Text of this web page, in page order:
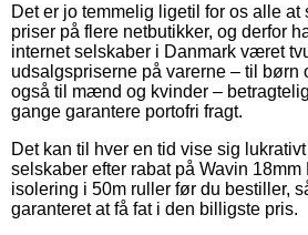
Det er jo temmelig ligetil for os alle
priser på flere netbutikker, og derfor
internet selskaber i Danmark været
udsalgspriserne på varerne – til børn
også til mænd og kvinder –
gange garantere portofri fragt.
Det kan til hver en tid vise sig
selskaber efter rabat på Wavin
isolering i 50m ruller før du bestiller,
garanteret at få fat i den billigste pris.